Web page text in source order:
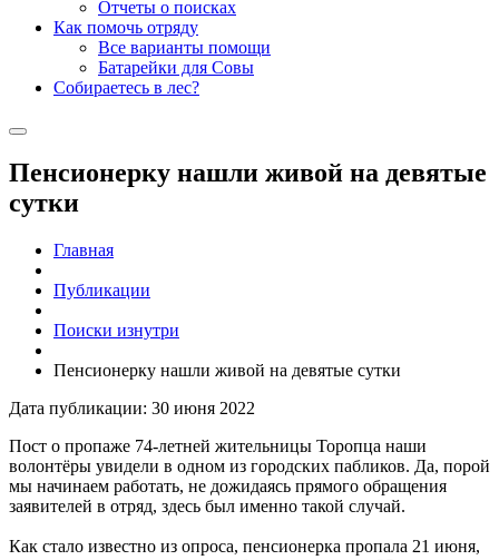
Отчеты о поисках
Как помочь отряду
Все варианты помощи
Батарейки для Совы
Собираетесь в лес?
Пенсионерку нашли живой на девятые
сутки
Главная
Публикации
Поиски изнутри
Пенсионерку нашли живой на девятые сутки
Дата публикации: 30 июня 2022
Пост о пропаже 74-летней жительницы Торопца наши
волонтёры увидели в одном из городских пабликов. Да, порой
мы начинаем работать, не дожидаясь прямого обращения
заявителей в отряд, здесь был именно такой случай.
Как стало известно из опроса, пенсионерка пропала 21 июня,